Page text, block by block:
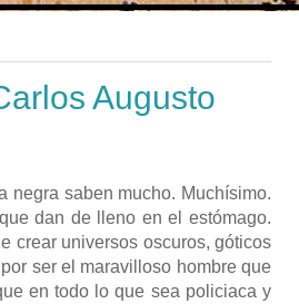
Augusto
negra saben mucho. Muchísimo.
dan de lleno en el estómago.
crear universos oscuros, góticos
ser el maravilloso hombre que
en todo lo que sea policiaca y